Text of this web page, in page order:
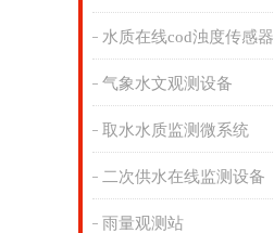
水质在线cod浊度传感器
气象水文观测设备
取水水质监测微系统
二次供水在线监测设备
雨量观测站